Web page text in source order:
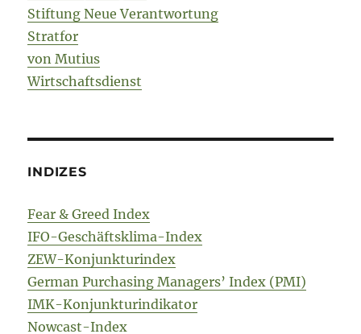
Stiftung Neue Verantwortung
Stratfor
von Mutius
Wirtschaftsdienst
INDIZES
Fear & Greed Index
IFO-Geschäftsklima-Index
ZEW-Konjunkturindex
German Purchasing Managers’ Index (PMI)
IMK-Konjunkturindikator
Nowcast-Index